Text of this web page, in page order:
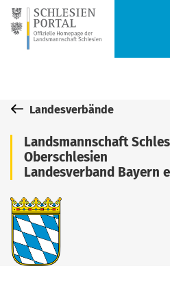
Landesverbände
Landsmannschaft
Oberschlesien
Landesverband Bayern